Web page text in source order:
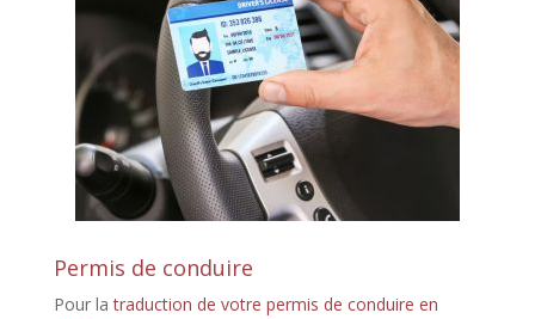
Permis de conduire
Pour latraduction de votre permis de conduire en